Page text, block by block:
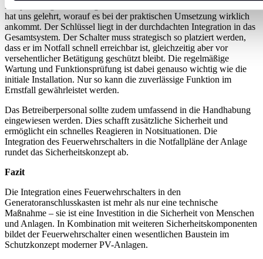
Die jahrelange Erfahrung in der Installation von Feuerwehrschaltern
hat uns gelehrt, worauf es bei der praktischen Umsetzung wirklich
ankommt. Der Schlüssel liegt in der durchdachten Integration in das
Gesamtsystem. Der Schalter muss strategisch so platziert werden,
dass er im Notfall schnell erreichbar ist, gleichzeitig aber vor
versehentlicher Betätigung geschützt bleibt. Die regelmäßige
Wartung und Funktionsprüfung ist dabei genauso wichtig wie die
initiale Installation. Nur so kann die zuverlässige Funktion im
Ernstfall gewährleistet werden.
Das Betreiberpersonal sollte zudem umfassend in die Handhabung
eingewiesen werden. Dies schafft zusätzliche Sicherheit und
ermöglicht ein schnelles Reagieren in Notsituationen. Die
Integration des Feuerwehrschalters in die Notfallpläne der Anlage
rundet das Sicherheitskonzept ab.
Fazit
Die Integration eines Feuerwehrschalters in den
Generatoranschlusskasten ist mehr als nur eine technische
Maßnahme – sie ist eine Investition in die Sicherheit von Menschen
und Anlagen. In Kombination mit weiteren Sicherheitskomponenten
bildet der Feuerwehrschalter einen wesentlichen Baustein im
Schutzkonzept moderner PV-Anlagen.